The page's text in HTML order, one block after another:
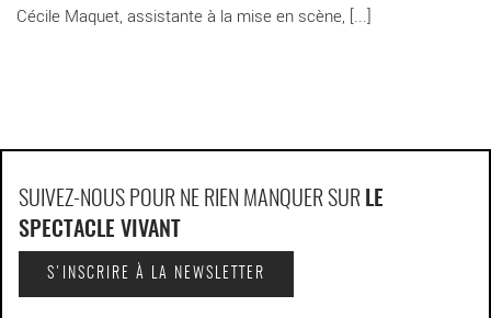
Cécile Maquet, assistante à la mise en scène, [...]
SUIVEZ-NOUS POUR NE RIEN MANQUER SUR LE
SPECTACLE VIVANT
S'INSCRIRE À LA NEWSLETTER